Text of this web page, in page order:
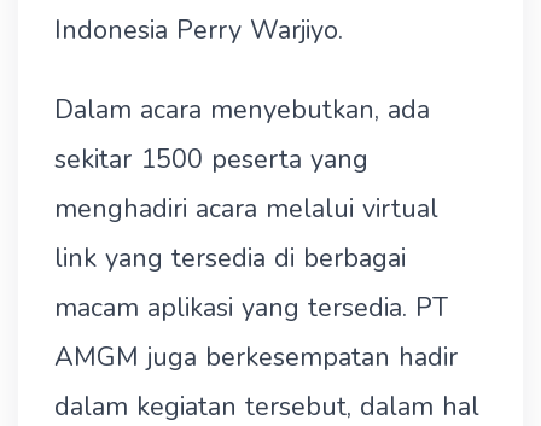
Indonesia Perry Warjiyo.
Dalam acara menyebutkan, ada
sekitar 1500 peserta yang
menghadiri acara melalui virtual
link yang tersedia di berbagai
macam aplikasi yang tersedia. PT
AMGM juga berkesempatan hadir
dalam kegiatan tersebut, dalam hal